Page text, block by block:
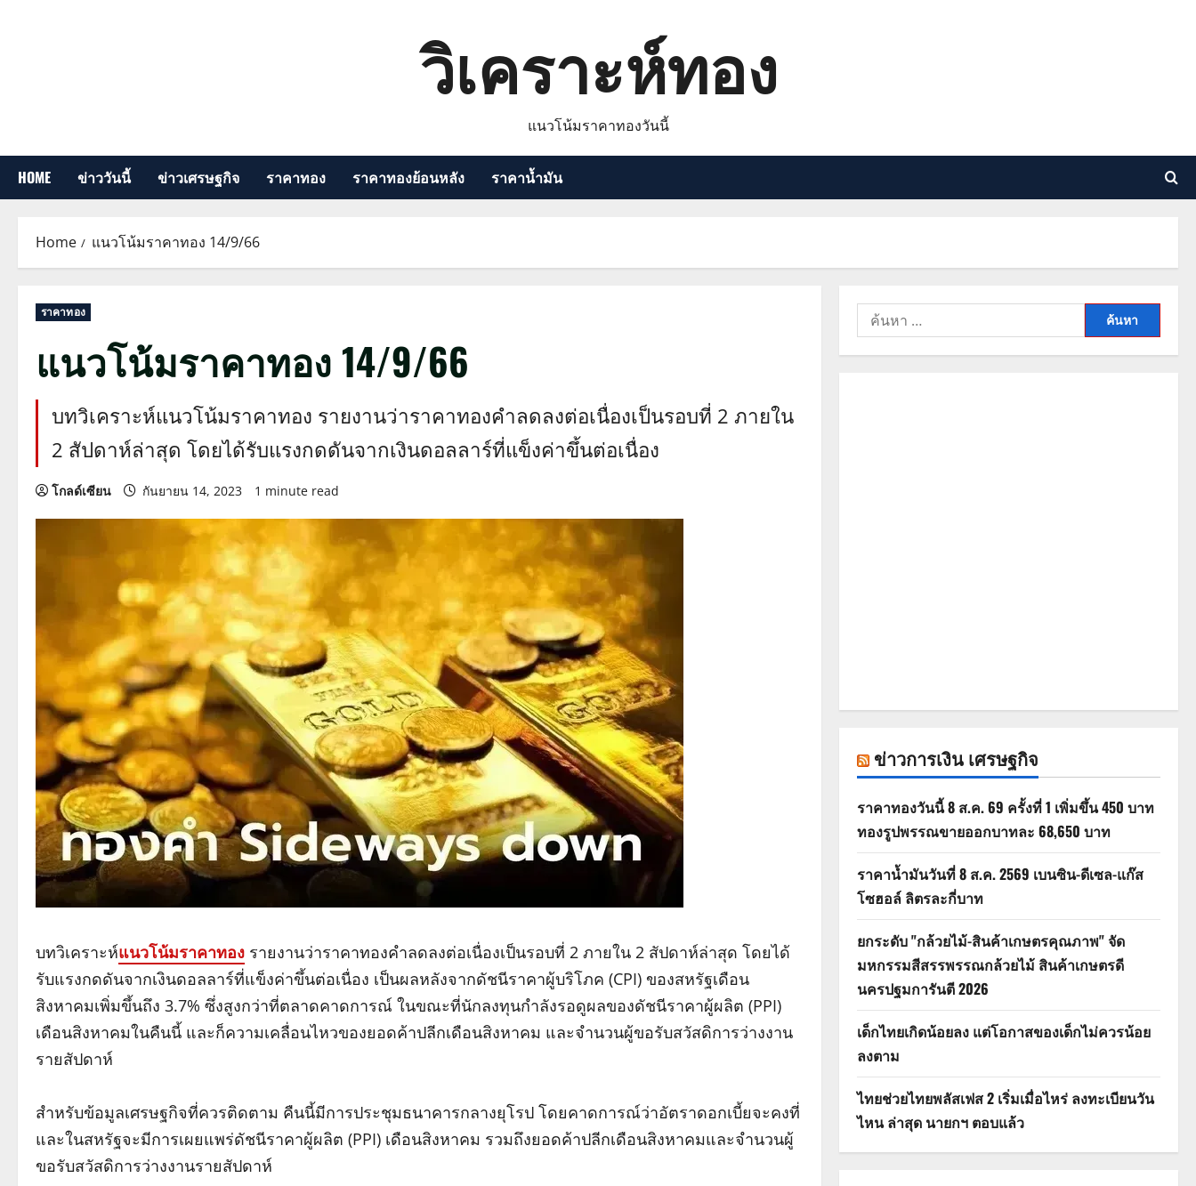
วิเคราะห์ทอง
แนวโน้มราคาทองวันนี้
HOME ข่าววันนี้ ข่าวเศรษฐกิจ ราคาทอง ราคาทองย้อนหลัง ราคาน้ำมัน
Home แนวโน้มราคาทอง 14/9/66
ราคาทอง
แนวโน้มราคาทอง 14/9/66
บทวิเคราะห์แนวโน้มราคาทอง รายงานว่าราคาทองคำลดลงต่อเนื่องเป็นรอบที่ 2 ภายใน
2 สัปดาห์ล่าสุด โดยได้รับแรงกดดันจากเงินดอลลาร์ที่แข็งค่าขึ้นต่อเนื่อง
โกลด์เซียน กันยายน 14, 2023 1 minute read
บทวิเคราะห์แนวโน้มราคาทอง รายงานว่าราคาทองคำลดลงต่อเนื่องเป็นรอบที่ 2 ภายใน 2 สัปดาห์ล่าสุด โดยได้
รับแรงกดดันจากเงินดอลลาร์ที่แข็งค่าขึ้นต่อเนื่อง เป็นผลหลังจากดัชนีราคาผู้บริโภค (CPI) ของสหรัฐเดือน
สิงหาคมเพิ่มขึ้นถึง 3.7% ซึ่งสูงกว่าที่ตลาดคาดการณ์ ในขณะที่นักลงทุนกำลังรอดูผลของดัชนีราคาผู้ผลิต (PPI)
เดือนสิงหาคมในคืนนี้ และก็ความเคลื่อนไหวของยอดค้าปลีกเดือนสิงหาคม และจำนวนผู้ขอรับสวัสดิการว่างงาน
รายสัปดาห์
สำหรับข้อมูลเศรษฐกิจที่ควรติดตาม คืนนี้มีการประชุมธนาคารกลางยุโรป โดยคาดการณ์ว่าอัตราดอกเบี้ยจะคงที่
และในสหรัฐจะมีการเผยแพร่ดัชนีราคาผู้ผลิต (PPI) เดือนสิงหาคม รวมถึงยอดค้าปลีกเดือนสิงหาคมและจำนวนผู้
ขอรับสวัสดิการว่างงานรายสัปดาห์
ค้นหา
สำหรับ:
ข่าวการเงิน เศรษฐกิจ
ราคาทองวันนี้ 8 ส.ค. 69 ครั้งที่ 1 เพิ่มขึ้น 450 บาท
ทองรูปพรรณขายออกบาทละ 68,650 บาท
ราคาน้ำมันวันที่ 8 ส.ค. 2569 เบนซิน-ดีเซล-แก๊ส
โซฮอล์ ลิตรละกี่บาท
ยกระดับ "กล้วยไม้-สินค้าเกษตรคุณภาพ" จัด
มหกรรมสีสรรพรรณกล้วยไม้ สินค้าเกษตรดี
นครปฐมการันตี 2026
เด็กไทยเกิดน้อยลง แต่โอกาสของเด็กไม่ควรน้อย
ลงตาม
ไทยช่วยไทยพลัสเฟส 2 เริ่มเมื่อไหร่ ลงทะเบียนวัน
ไหน ล่าสุด นายกฯ ตอบแล้ว